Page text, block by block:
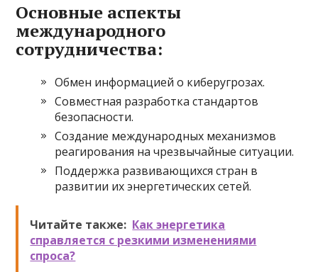
Основные аспекты
международного
сотрудничества:
Обмен информацией о киберугрозах.
Совместная разработка стандартов
безопасности.
Создание международных механизмов
реагирования на чрезвычайные ситуации.
Поддержка развивающихся стран в
развитии их энергетических сетей.
Читайте также: Как энергетика
справляется с резкими изменениями
спроса?